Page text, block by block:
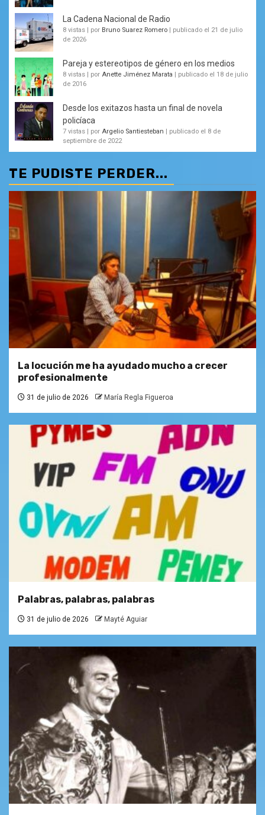
La Cadena Nacional de Radio
8 vistas por Bruno Suarez Romero
publicado el 21 de julio
de 2026
Pareja y estereotipos de género en los medios
8 vistas por Anette Jiménez Marata
publicado el 18 de julio
de 2016
Desde los exitazos hasta un final de novela
policíaca
7 vistas por Argelio Santiesteban
publicado el 8 de
septiembre de 2022
TE PUDISTE PERDER...
La locución me ha ayudado mucho a crecer
profesionalmente
31 de julio de 2026 María Regla Figueroa
Palabras, palabras, palabras
31 de julio de 2026 Mayté Aguiar